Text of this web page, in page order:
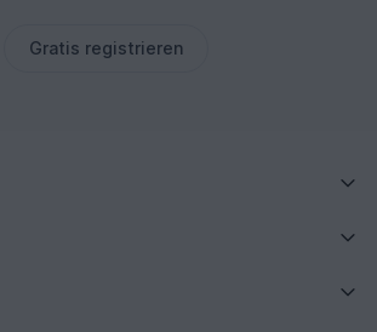
Gratis registrieren